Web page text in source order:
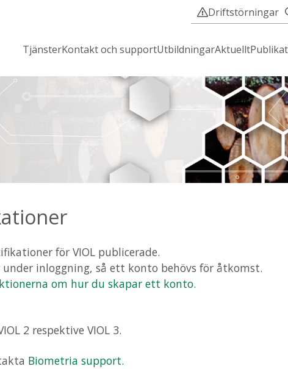
Driftstörningar
VIOL 3 -
VIOL 2 -
Mina
Hjälp med att
TjänsterKontakt och supportUtbildningarAktuellt
för VIOL publicerade.
inloggning, så ett konto behövs för åtkomst.
om hur du skapar ett konto.
2 respektive VIOL 3.
Biometria support.